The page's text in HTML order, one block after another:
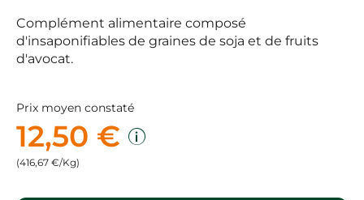
Complément alimentaire composé
d'insaponifiables de graines de soja et de fruits
d'avocat.
Prix moyen constaté
12,50 €
(416,67 €/Kg)